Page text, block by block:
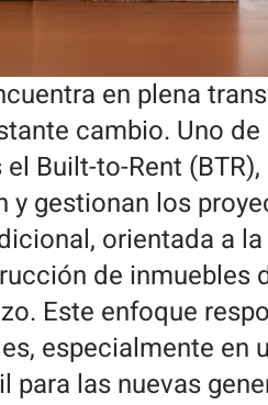
en plena
cambio. Uno
Built-to-Rent
gestionan los
orientada a
de inmuebles
Este enfoque
especialmente en
las nuevas